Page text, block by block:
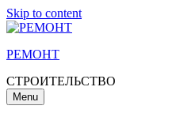
Skip to content
РЕМОНТ
СТРОИТЕЛЬСТВО
Menu